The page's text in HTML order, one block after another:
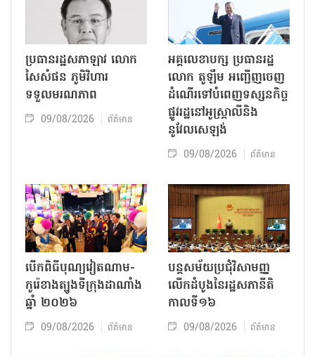
ប្រធានរដ្ឋសភាឡាវ លោក
សៃសំផន ភូមិវិហារ
ទទួលមរណភាព
09/08/2026 ព័ត៌មាន
អគ្គលេខាបក្ស ប្រធានរដ្ឋ
លោក តូឡឹម អញ្ជើញចេញ
ដំណើរទៅបំពេញទស្សនកិច្ច
ផ្លូវរដ្ឋនៅអូស្ត្រាលីនិង
នូវែលសេឡង់
09/08/2026 ព័ត៌មាន
បើកពិធីបុណ្យវៀតណាម-
កូរ៉េខាងត្បូងទីក្រុងដាណាំង
ឆ្នាំ ២០២៦
09/08/2026 ព័ត៌មាន
បន្តសម័យប្រជុំវិសាមញ្ញ
លើកដំបូងនៃរដ្ឋសភានីតិ
កាលទី១៦
09/08/2026 ព័ត៌មាន